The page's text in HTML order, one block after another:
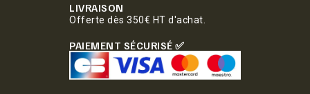
LIVRAISON
Offerte dès 350€ HT d'achat.
PAIEMENT SÉCURISÉ ✅